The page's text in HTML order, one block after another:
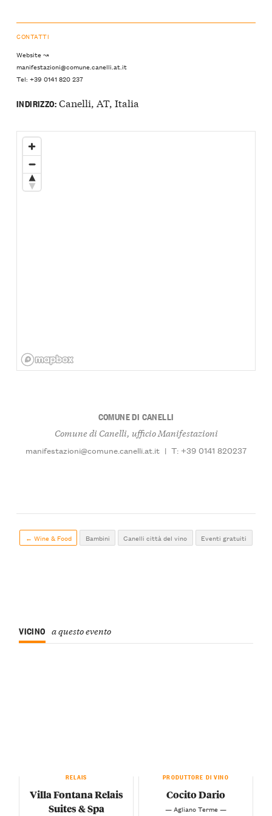
CONTATTI
Website ↝
manifestazioni@comune.canelli.at.it
Tel: +39 0141 820 237
INDIRIZZO:Canelli, AT, Italia
COMUNE DI CANELLI
Comune di Canelli, ufficio Manifestazioni
manifestazioni@comune.canelli.at.it | T: +39 0141 820237
← Wine & Food Bambini Canelli città del vino Eventi gratuiti
VICINO a questo evento
RELAIS
Villa Fontana Relais
Suites & Spa
PRODUTTORE DI VINO
Cocito Dario
— Agliano Terme —